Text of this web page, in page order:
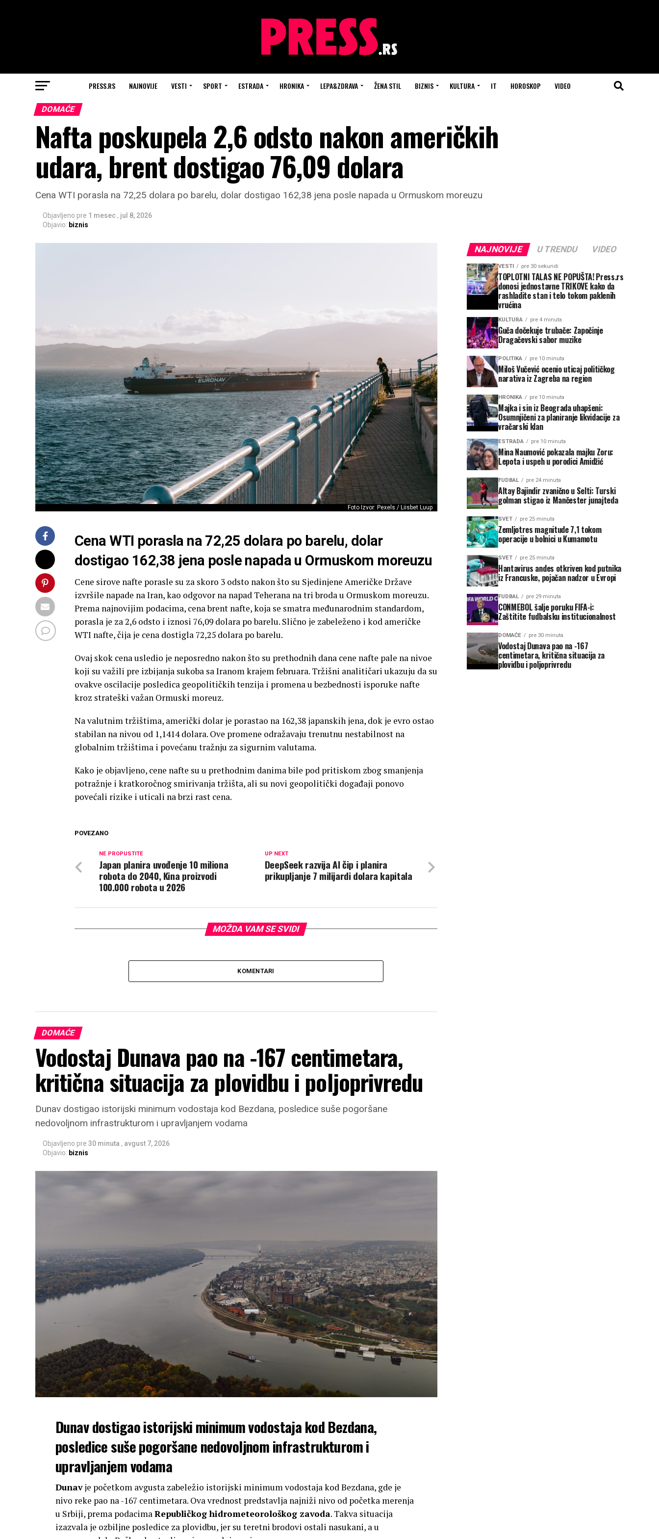
PRESS.RS NAJNOVIJE VESTI SPORT ESTRADA HRONIKA LEPA&ZDRAVA ŽENA STIL BIZNIS KULTURA IT HOROSKOP VIDEO
DOMAĆE
Nafta poskupela 2,6 odsto nakon američkih
udara, brent dostigao 76,09 dolara
Cena WTI porasla na 72,25 dolara po barelu, dolar dostigao 162,38 jena posle napada u Ormuskom moreuzu
Objavljeno pre 1 mesec , jul 8, 2026
Objavio: biznis
Foto Izvor: Pexels / Liisbet Luup
Cena WTI porasla na 72,25 dolara po barelu, dolar
dostigao 162,38 jena posle napada u Ormuskom moreuzu
Cene sirove nafte porasle su za skoro 3 odsto nakon što su Sjedinjene Američke Države
izvršile napade na Iran, kao odgovor na napad Teherana na tri broda u Ormuskom moreuzu.
Prema najnovijim podacima, cena brent nafte, koja se smatra međunarodnim standardom,
porasla je za 2,6 odsto i iznosi 76,09 dolara po barelu. Slično je zabeleženo i kod američke
WTI nafte, čija je cena dostigla 72,25 dolara po barelu.
Ovaj skok cena usledio je neposredno nakon što su prethodnih dana cene nafte pale na nivoe
koji su važili pre izbijanja sukoba sa Iranom krajem februara. Tržišni analitičari ukazuju da su
ovakve oscilacije posledica geopolitičkih tenzija i promena u bezbednosti isporuke nafte
kroz strateški važan Ormuski moreuz.
Na valutnim tržištima, američki dolar je porastao na 162,38 japanskih jena, dok je evro ostao
stabilan na nivou od 1,1414 dolara. Ove promene odražavaju trenutnu nestabilnost na
globalnim tržištima i povećanu tražnju za sigurnim valutama.
Kako je objavljeno, cene nafte su u prethodnim danima bile pod pritiskom zbog smanjenja
potražnje i kratkoročnog smirivanja tržišta, ali su novi geopolitički događaji ponovo
povećali rizike i uticali na brzi rast cena.
POVEZANO
UP NEXT
DeepSeek razvija AI čip i planira
prikupljanje 7 milijardi dolara kapitala
NE PROPUSTITE
Japan planira uvođenje 10 miliona
robota do 2040, Kina proizvodi
100.000 robota u 2026
MOŽDA VAM SE SVIDI
KOMENTARI
DOMAĆE
Vodostaj Dunava pao na -167 centimetara,
kritična situacija za plovidbu i poljoprivredu
Dunav dostigao istorijski minimum vodostaja kod Bezdana, posledice suše pogoršane
nedovoljnom infrastrukturom i upravljanjem vodama
Objavljeno pre 30 minuta , avgust 7, 2026
Objavio: biznis
Dunav dostigao istorijski minimum vodostaja kod Bezdana,
posledice suše pogoršane nedovoljnom infrastrukturom i
upravljanjem vodama
Dunavje početkom avgusta zabeležio istorijski minimum vodostaja kod Bezdana, gde je
nivo reke pao na -167 centimetara. Ova vrednost predstavlja najniži nivo od početka merenja
u Srbiji, prema podacimaRepubličkog hidrometeorološkog zavoda. Takva situacija
izazvala je ozbiljne posledice za plovidbu, jer su teretni brodovi ostali nasukani, a u
NAJNOVIJE U TRENDU VIDEO
VESTI pre 30 sekundi
TOPLOTNI TALAS NE POPUŠTA! Press.rs
donosi jednostavne TRIKOVE kako da
rashladite stan i telo tokom paklenih
vrućina
KULTURA pre 4 minuta
Guča dočekuje trubače: Započinje
Dragačevski sabor muzike
POLITIKA pre 10 minuta
Miloš Vučević ocenio uticaj političkog
narativa iz Zagreba na region
HRONIKA pre 10 minuta
Majka i sin iz Beograda uhapšeni:
Osumnjičeni za planiranje likvidacije za
vračarski klan
ESTRADA pre 10 minuta
Mina Naumović pokazala majku Zoru:
Lepota i uspeh u porodici Amidžić
FUDBAL pre 24 minuta
Altay Bajindir zvanično u Selti: Turski
golman stigao iz Mančester junajteda
SVET pre 25 minuta
Zemljotres magnitude 7,1 tokom
operacije u bolnici u Kumamotu
SVET pre 25 minuta
Hantavirus andes otkriven kod putnika
iz Francuske, pojačan nadzor u Evropi
FUDBAL pre 29 minuta
CONMEBOL šalje poruku FIFA-i:
Zaštitite fudbalsku institucionalnost
DOMAĆE pre 30 minuta
Vodostaj Dunava pao na -167
centimetara, kritična situacija za
plovidbu i poljoprivredu